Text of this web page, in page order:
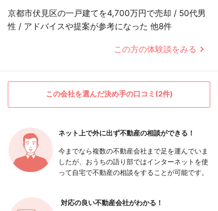
京都市伏見区の一戸建てを4,700万円で売却 / 50代男
性 / アドバイスや提案が参考になった 他8件
この方の体験談をみる
この会社を選んだ決め手の口コミ(2件)
ネット上で外に出ず不動産の相談ができる！
今までなら複数の不動産会社まで足を運んでいま
したが、おうちの語り部ではインターネットを使
って自宅で不動産の相談をすることが可能です。
対応の良い不動産会社がわかる！